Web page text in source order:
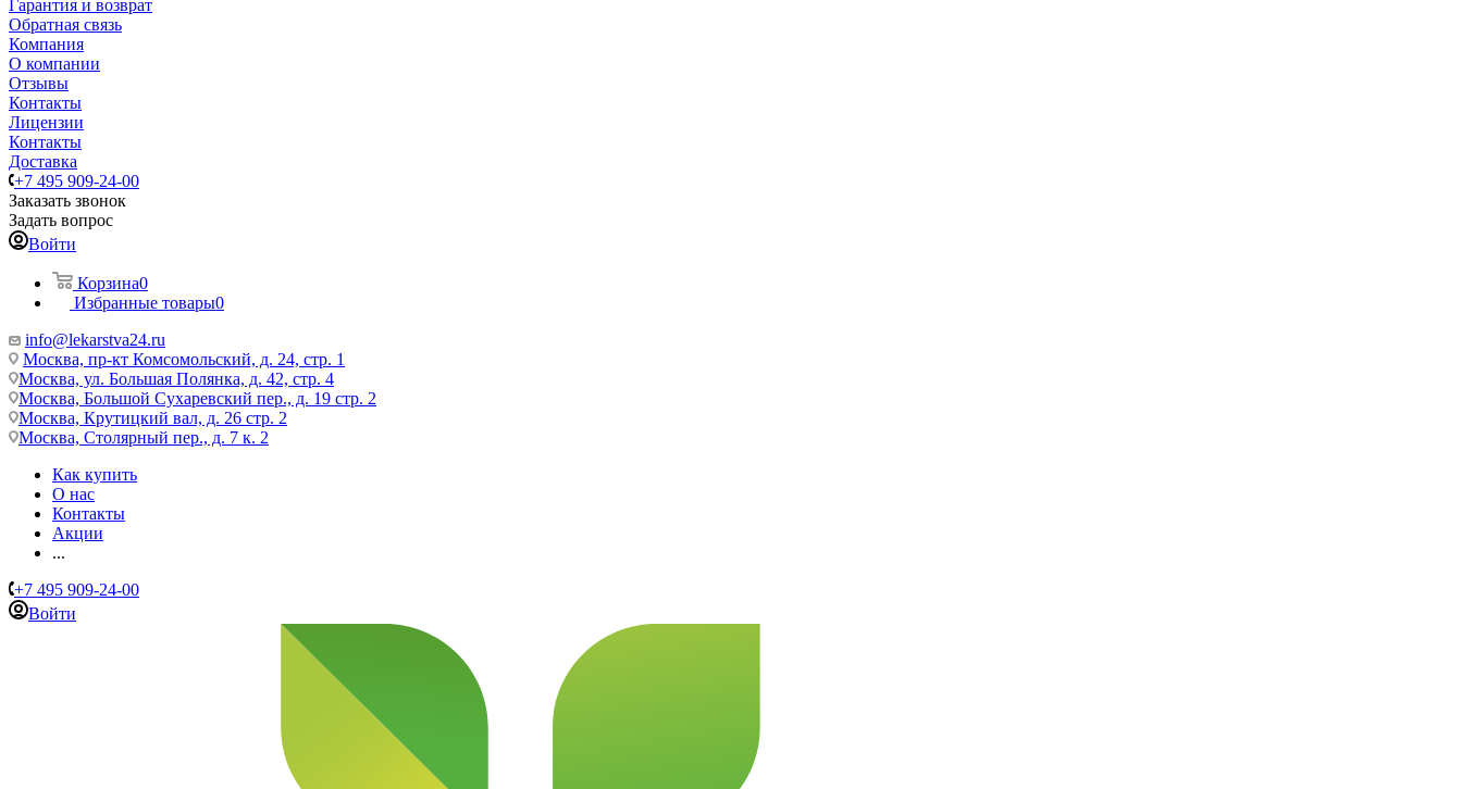
Гарантия и возврат
Обратная связь
Компания
О компании
Отзывы
Контакты
Лицензии
Контакты
Доставка
+7 495 909-24-00
Заказать звонок
Задать вопрос
Войти
Корзина0
Избранные товары0
info@lekarstva24.ru
Москва, пр-кт Комсомольский, д. 24, стр. 1
Москва, ул. Большая Полянка, д. 42, стр. 4
Москва, Большой Сухаревский пер., д. 19 стр. 2
Москва, Крутицкий вал, д. 26 стр. 2
Москва, Столярный пер., д. 7 к. 2
Как купить
О нас
Контакты
Акции
...
+7 495 909-24-00
Войти